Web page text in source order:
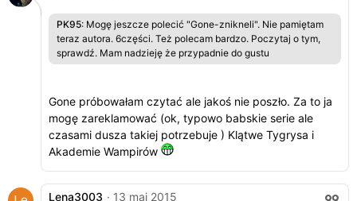
PK95: Mogę jeszcze polecić "Gone-znikneli". Nie pamiętam
teraz autora. 6części. Też polecam bardzo. Poczytaj o tym,
sprawdź. Mam nadzieję że przypadnie do gustu
Gone próbowałam czytać ale jakoś nie poszło. Za to ja
mogę zareklamować (ok, typowo babskie serie ale
czasami dusza takiej potrzebuje ) Klątwe Tygrysa i
Akademie Wampirów
Lena3003 · 13 maj 2015